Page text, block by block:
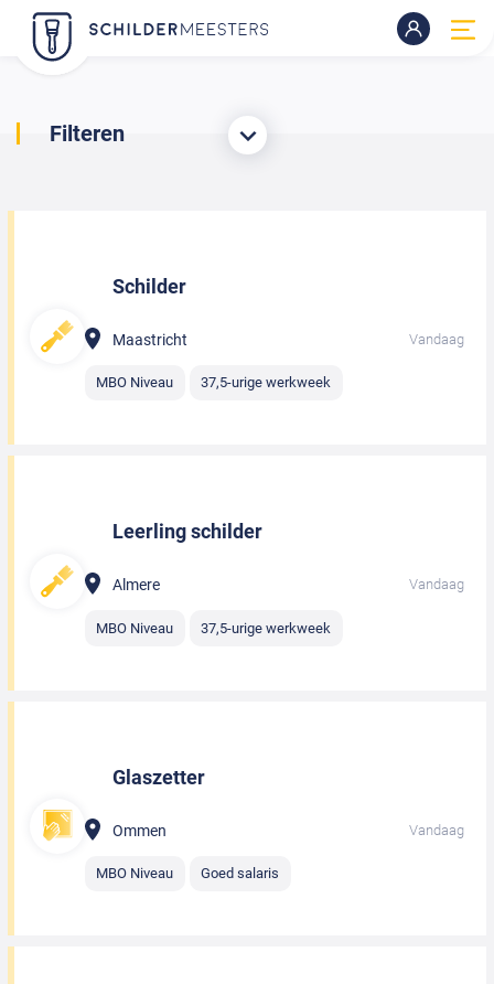
Filteren
Schilder
Maastricht Vandaag
MBO Niveau 37,5-urige werkweek
Leerling schilder
Almere Vandaag
MBO Niveau 37,5-urige werkweek
Glaszetter
Ommen Vandaag
MBO Niveau Goed salaris